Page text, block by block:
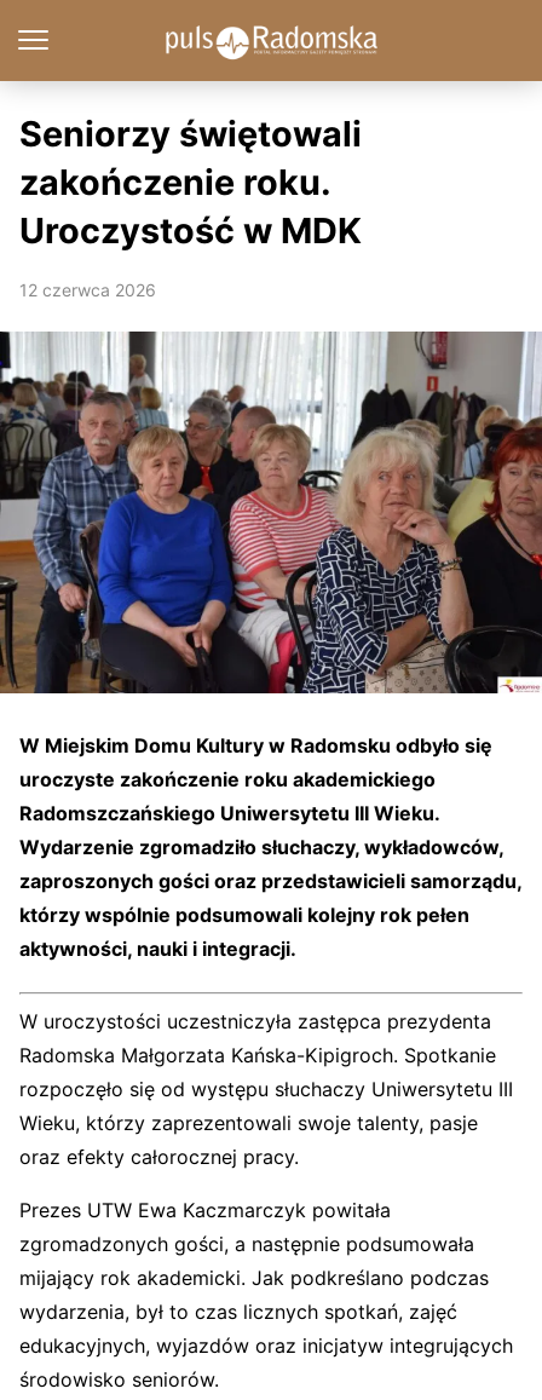
Seniorzy świętowali
zakończenie roku.
Uroczystość w MDK
12 czerwca 2026
W Miejskim Domu Kultury w Radomsku odbyło się
uroczyste zakończenie roku akademickiego
Radomszczańskiego Uniwersytetu III Wieku.
Wydarzenie zgromadziło słuchaczy, wykładowców,
zaproszonych gości oraz przedstawicieli samorządu,
którzy wspólnie podsumowali kolejny rok pełen
aktywności, nauki i integracji.
W uroczystości uczestniczyła zastępca prezydenta
Radomska Małgorzata Kańska-Kipigroch. Spotkanie
rozpoczęło się od występu słuchaczy Uniwersytetu III
Wieku, którzy zaprezentowali swoje talenty, pasje
oraz efekty całorocznej pracy.
Prezes UTW Ewa Kaczmarczyk powitała
zgromadzonych gości, a następnie podsumowała
mijający rok akademicki. Jak podkreślano podczas
wydarzenia, był to czas licznych spotkań, zajęć
edukacyjnych, wyjazdów oraz inicjatyw integrujących
środowisko seniorów.